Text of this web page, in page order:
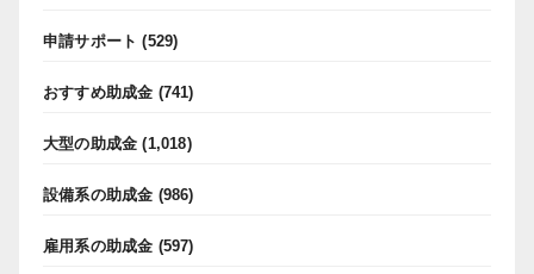
申請サポート (529)
おすすめ助成金 (741)
大型の助成金 (1,018)
設備系の助成金 (986)
雇用系の助成金 (597)